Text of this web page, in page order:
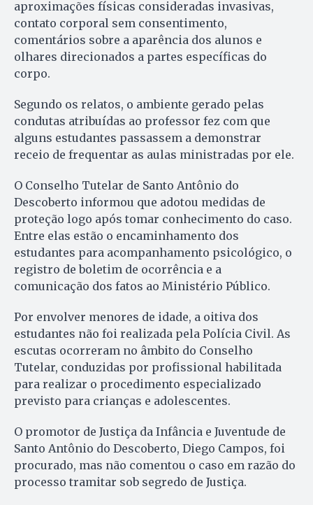
aproximações físicas consideradas invasivas,
contato corporal sem consentimento,
comentários sobre a aparência dos alunos e
olhares direcionados a partes específicas do
corpo.
Segundo os relatos, o ambiente gerado pelas
condutas atribuídas ao professor fez com que
alguns estudantes passassem a demonstrar
receio de frequentar as aulas ministradas por ele.
O Conselho Tutelar de Santo Antônio do
Descoberto informou que adotou medidas de
proteção logo após tomar conhecimento do caso.
Entre elas estão o encaminhamento dos
estudantes para acompanhamento psicológico, o
registro de boletim de ocorrência e a
comunicação dos fatos ao Ministério Público.
Por envolver menores de idade, a oitiva dos
estudantes não foi realizada pela Polícia Civil. As
escutas ocorreram no âmbito do Conselho
Tutelar, conduzidas por profissional habilitada
para realizar o procedimento especializado
previsto para crianças e adolescentes.
O promotor de Justiça da Infância e Juventude de
Santo Antônio do Descoberto, Diego Campos, foi
procurado, mas não comentou o caso em razão do
processo tramitar sob segredo de Justiça.